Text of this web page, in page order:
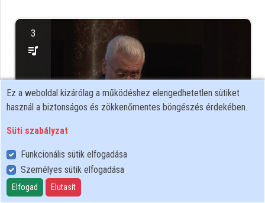
3
Ez a weboldal kizárólag a működéshez elengedhetetlen sütiket
használ a biztonságos és zökkenőmentes böngészés érdekében.
Süti szabályzat
Funkcionális sütik elfogadása
Személyes sütik elfogadása
Elfogad Elutasít